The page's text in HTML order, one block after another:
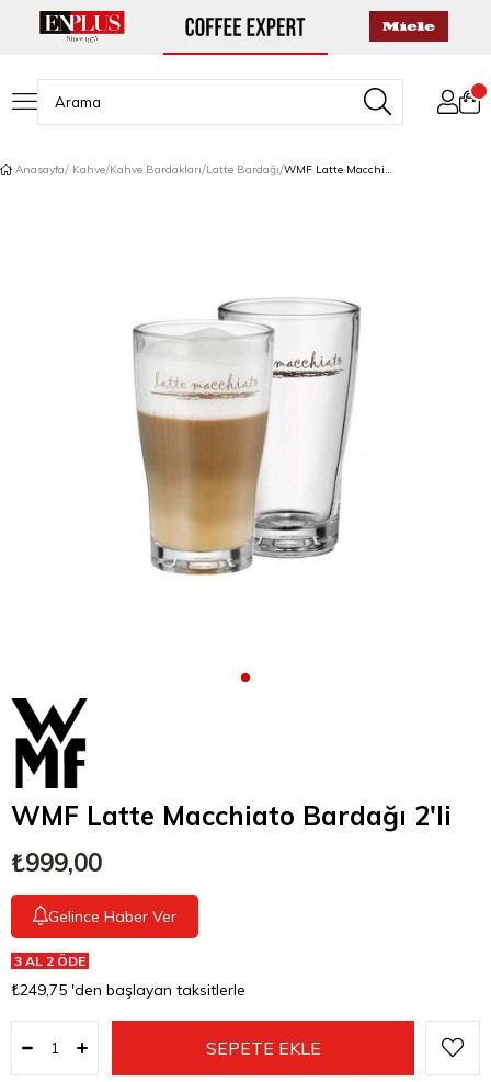
Anasayfa Kahve Kahve Bardakları Latte Bardağı WMF Latte Macchiato Bardağı 2'li
WMF Latte Macchiato Bardağı 2'li
₺999,00
Gelince Haber Ver
3 AL 2 ÖDE
₺249,75 'den başlayan taksitlerle